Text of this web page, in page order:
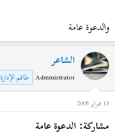
والدعوة عامة
الشاعر
Administrator طاقم الإدارة
13 فبراير 2005
مشاركة: الدعوة عامة